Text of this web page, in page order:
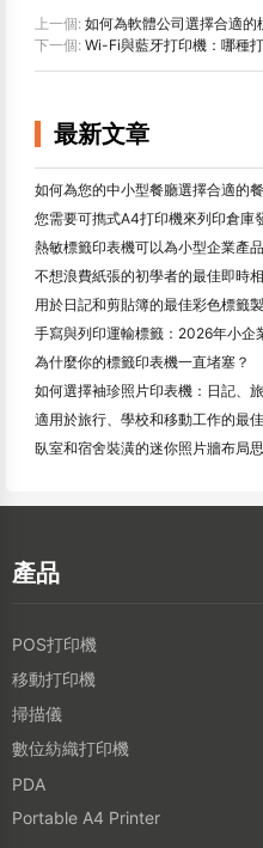
上一個: 如何為軟體公司選擇合適的
下一個: Wi-Fi與藍牙打印機：哪種
最新文章
如何為您的中小型餐廳選擇合適的
您需要可擕式A4打印機來列印倉庫
熱敏標籤印表機可以為小型企業產
不想浪費紙張的初學者的最佳即時
用於日記和剪貼簿的最佳彩色標籤
手寫與列印運輸標籤：2026年小企
為什麼你的標籤印表機一直堵塞？
如何選擇袖珍照片印表機：日記、
臥室和宿舍裝潢的迷你照片牆布局
產品
POS打印機
移動打印機
掃描儀
數位紡織打印機
PDA
Portable A4 Printer